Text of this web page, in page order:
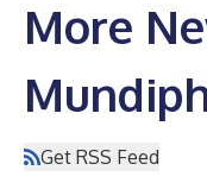
More
Get RSS Feed